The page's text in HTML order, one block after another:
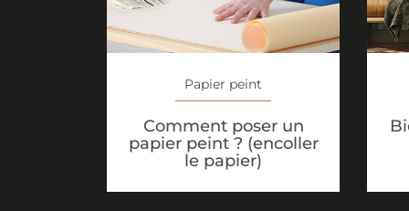
Papier peint
Comment poser un
papier peint ? (encoller
le papier)